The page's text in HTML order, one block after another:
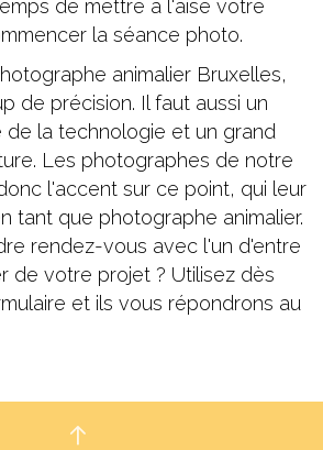
de mettre à l'aise votre
la séance photo.
animalier Bruxelles,
de précision. Il faut aussi un
de la technologie et un grand
Les photographes de notre
l'accent sur ce point, qui leur
tant que photographe animalier.
rendez-vous avec l'un d'entre
de votre projet ? Utilisez dès
et ils vous répondrons au